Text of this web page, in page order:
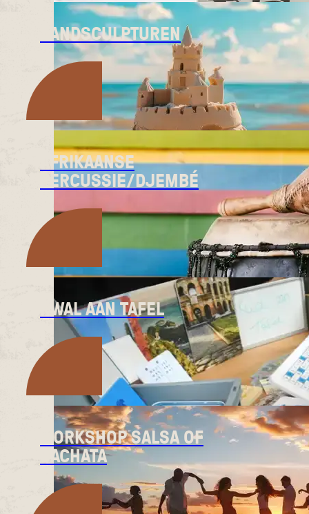
ZANDSCULPTUREN
AFRIKAANSE
PERCUSSIE/DJEMBÉ
KWAL AAN TAFEL
WORKSHOP SALSA OF
BACHATA